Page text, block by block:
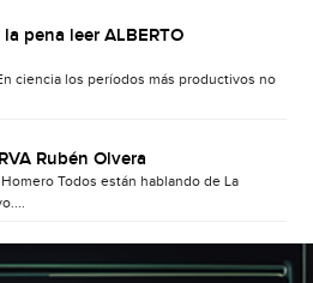
pena leer ALBERTO
ciencia los períodos más productivos no
Rubén Olvera
Todos están hablando de La